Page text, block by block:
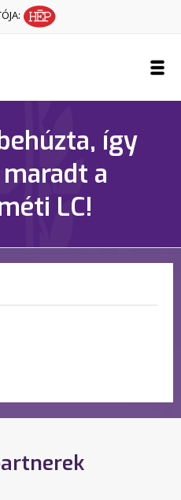
így
a
LC!